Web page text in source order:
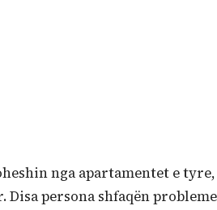
nga apartamentet e tyre,
persona shfaqën probleme